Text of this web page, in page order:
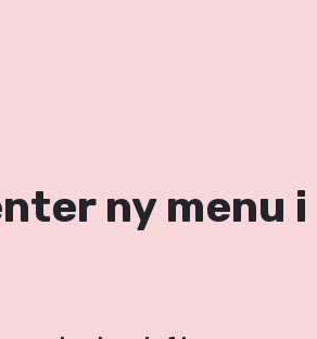
ny menu i